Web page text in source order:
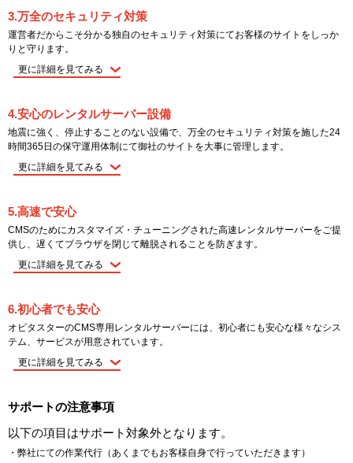
3.万全のセキュリティ対策
運営者だからこそ分かる独自のセキュリティ対策にてお客様のサイトをしっか
りと守ります。
更に詳細を見てみる
4.安心のレンタルサーバー設備
地震に強く、停止することのない設備で、万全のセキュリティ対策を施した24
時間365日の保守運用体制にて御社のサイトを大事に管理します。
更に詳細を見てみる
5.高速で安心
CMSのためにカスタマイズ・チューニングされた高速レンタルサーバーをご提
供し、遅くてブラウザを閉じて離脱されることを防ぎます。
更に詳細を見てみる
6.初心者でも安心
オビタスターのCMS専用レンタルサーバーには、初心者にも安心な様々なシス
テム、サービスが用意されています。
更に詳細を見てみる
サポートの注意事項
以下の項目はサポート対象外となります。
・弊社にての作業代行（あくまでもお客様自身で行っていただきます）